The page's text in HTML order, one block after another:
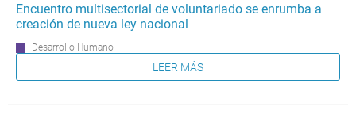
Encuentro multisectorial de voluntariado se enrumba a
creación de nueva ley nacional
Desarrollo Humano
LEER MÁS